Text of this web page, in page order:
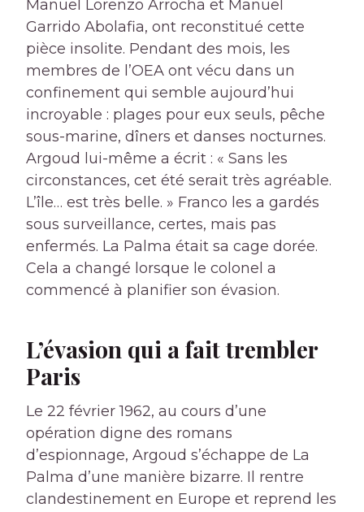
Manuel Lorenzo Arrocha et Manuel
Garrido Abolafia, ont reconstitué cette
pièce insolite. Pendant des mois, les
membres de l’OEA ont vécu dans un
confinement qui semble aujourd’hui
incroyable : plages pour eux seuls, pêche
sous-marine, dîners et danses nocturnes.
Argoud lui-même a écrit : « Sans les
circonstances, cet été serait très agréable.
L’île… est très belle. » Franco les a gardés
sous surveillance, certes, mais pas
enfermés. La Palma était sa cage dorée.
Cela a changé lorsque le colonel a
commencé à planifier son évasion.
L’évasion qui a fait trembler
Paris
Le 22 février 1962, au cours d’une
opération digne des romans
d’espionnage, Argoud s’échappe de La
Palma d’une manière bizarre. Il rentre
clandestinement en Europe et reprend les